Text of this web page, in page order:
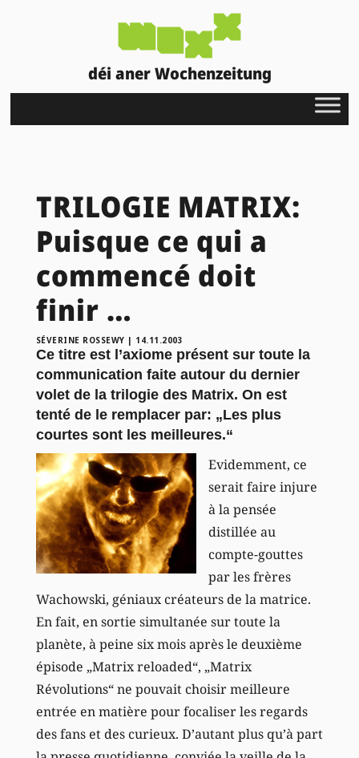
déi aner Wochenzeitung
TRILOGIE MATRIX:
Puisque ce qui a
commencé doit
finir …
SÉVERINE ROSSEWY | 14.11.2003
Ce titre est l’axiome présent sur toute la
communication faite autour du dernier
volet de la trilogie des Matrix. On est
tenté de le remplacer par: „Les plus
courtes sont les meilleures.“
Evidemment, ce
serait faire injure
à la pensée
distillée au
compte-gouttes
par les frères
Wachowski, géniaux créateurs de la matrice.
En fait, en sortie simultanée sur toute la
planète, à peine six mois après le deuxième
épisode „Matrix reloaded“, „Matrix
Révolutions“ ne pouvait choisir meilleure
entrée en matière pour focaliser les regards
des fans et des curieux. D’autant plus qu’à part